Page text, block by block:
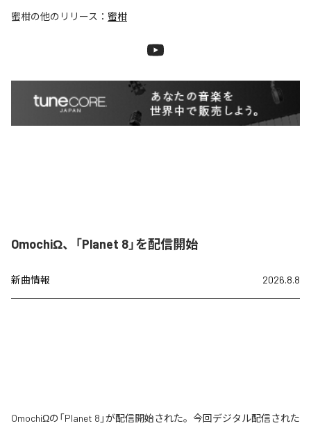
蜜柑の他のリリース： 蜜柑
OmochiΩ、「Planet 8」を配信開始
新曲情報 2026.8.8
OmochiΩの「Planet 8」が配信開始された。今回デジタル配信された